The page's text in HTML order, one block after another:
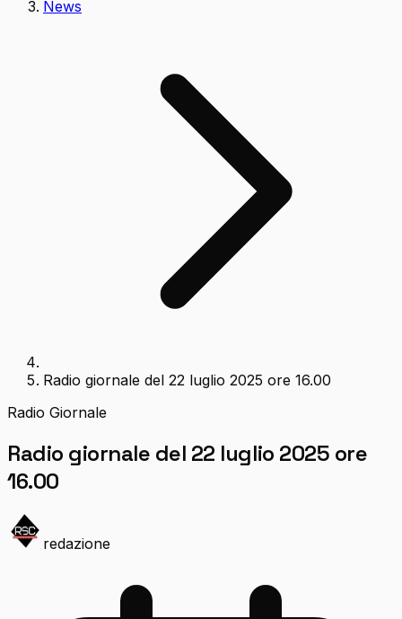
News
Radio giornale del 22 luglio 2025 ore 16.00
Radio Giornale
Radio giornale del 22 luglio 2025 ore
16.00
redazione